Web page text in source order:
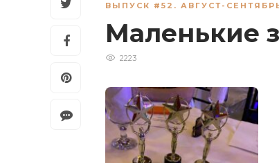
ВЫПУСК #52. АВГУСТ-
Маленькие
2223